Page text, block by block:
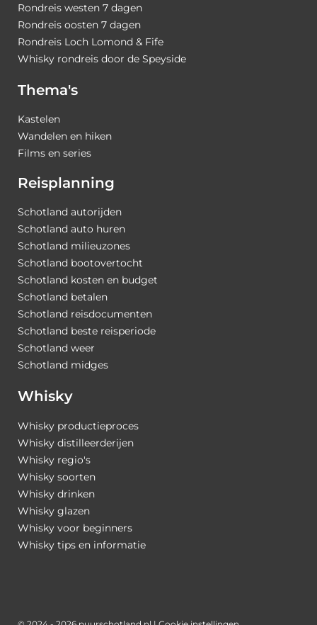
Rondreis westen 7 dagen
Rondreis oosten 7 dagen
Rondreis Loch Lomond & Fife
Whisky rondreis door de Speyside
Thema's
Kastelen
Wandelen en hiken
Films en series
Reisplanning
Schotland autorijden
Schotland auto huren
Schotland milieuzones
Schotland bootovertocht
Schotland kosten en budget
Schotland betalen
Schotland reisdocumenten
Schotland beste reisperiode
Schotland weer
Schotland midges
Whisky
Whisky productieproces
Whisky distilleerderijen
Whisky regio's
Whisky soorten
Whisky drinken
Whisky glazen
Whisky voor beginners
Whisky tips en informatie